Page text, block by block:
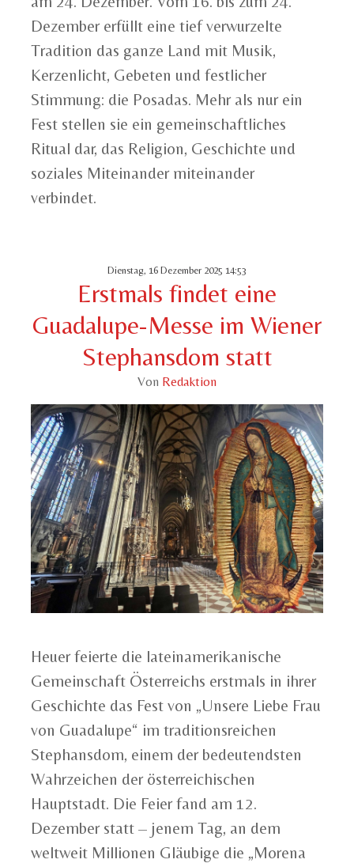
Dezember erfüllt eine tief verwurzelte
Tradition das ganze Land mit Musik,
Kerzenlicht, Gebeten und festlicher
Stimmung: die Posadas. Mehr als nur ein
Fest stellen sie ein gemeinschaftliches
Ritual dar, das Religion, Geschichte und
soziales Miteinander miteinander
verbindet.
Dienstag, 16 Dezember 2025 14:53
Erstmals findet eine
Guadalupe-Messe im Wiener
Stephansdom statt
Von Redaktion
Heuer feierte die lateinamerikanische
Gemeinschaft Österreichs erstmals in ihrer
Geschichte das Fest von „Unsere Liebe Frau
von Guadalupe“ im traditionsreichen
Stephansdom, einem der bedeutendsten
Wahrzeichen der österreichischen
Hauptstadt. Die Feier fand am 12.
Dezember statt – jenem Tag, an dem
weltweit Millionen Gläubige die „Morena